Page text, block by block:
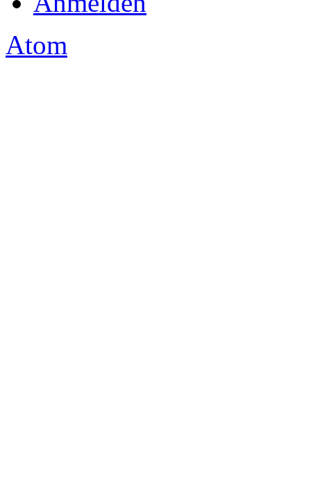
Atom